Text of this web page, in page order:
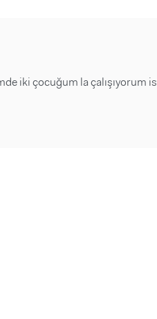
ve Yanıtlar
iki çocuğum la çalışıyorum